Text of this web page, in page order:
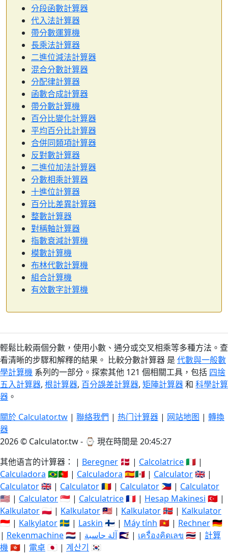
分段函數計算器
代入法計算器
帶分數運算機
長乘法計算器
二進位減法計算器
混合分數計算器
分配律計算器
函數合成計算器
帶分數計算機
百分比變化計算器
平均百分比計算器
合併同類項計算器
反對數計算器
二進位加法計算器
分數相乘計算器
十進位計算器
百分比差異計算器
整數計算器
對稱軸計算器
指數衰減計算機
模數計算機
布林代數計算機
組合計算機
有效數字計算機
輕鬆比較兩個分數，使用小數、通分或交叉相乘等多種方法。查
看清晰的步驟和解釋的結果。 比較分數計算器 是代數與一般數
學計算機 系列的一部分。探索其他 121 個相關工具，包括 四捨
五入計算器, 根計算器, 百分誤差計算器, 矩陣計算器和 科學計算
器 。
關於 Calculator.tw | 聯絡我們 | 热门计算器 | 网站地图 | 轉換
器
2026 © Calculator.tw - ⌚ 現在時間是 20:45:28
其他语言的计算器： | Beregner 🇩🇰 | Calcolatrice🇮🇹 |
Calculadora 🇧🇷🇵🇹 | Calculadora 🇪🇸🇲🇽 | Calculator🇬🇧 |
Calculator🇬🇧 | Calculator🇷🇴 | Calculator 🇵🇭 | Calculator
🇺🇸 | Calculator🇸🇬 | Calculatrice🇫🇷 | Hesap Makinesi 🇹🇷 |
Kalkulator🇵🇱 | Kalkulator🇲🇾 | Kalkulator🇳🇴 | Kalkulator
🇮🇩 | Kalkylator🇸🇪 | Laskin 🇫🇮 | Máy tính 🇻🇳 | Rechner🇩🇪
| Rekenmachine🇳🇱 | آلة حاسبة🇸🇦 | เครื่องคิดเลข 🇹🇭 | 計算
機🇭🇰 | 電卓 🇯🇵 | 계산기 🇰🇷